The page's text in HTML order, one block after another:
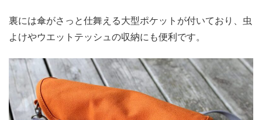
裏には傘がさっと仕舞える大型ポケットが付いており、虫
よけやウエットテッシュの収納にも便利です。